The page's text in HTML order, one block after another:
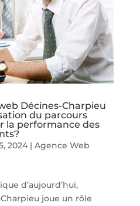
Décines-Charpieu
du parcours
la performance des
2024| Agence Web
d’aujourd’hui,
joue un rôle